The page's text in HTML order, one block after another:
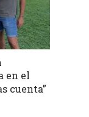
en el
cuenta”